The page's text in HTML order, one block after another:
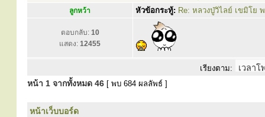
ลูกหว้า
หัวข้อกระทู้: Re: หลวงปู่วิไลย์ เขมิโย
ตอบกลับ: 10
แสดง: 12455
เรียงตาม:
หน้า 1 จากทั้งหมด 46 [ พบ 684 ผลลัพธ์ ]
หน้าเว็บบอร์ด